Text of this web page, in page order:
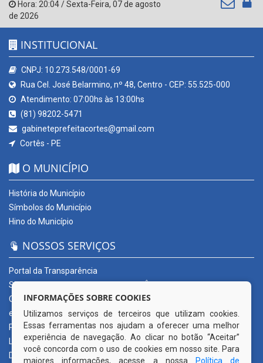
Hora: 20:04/Sexta-Feira, 07 de agosto
de 2026
INSTITUCIONAL
CNPJ: 10.273.548/0001-69
Rua Cel. José Belarmino, nº 48, Centro - CEP: 55.525-000
Atendimento: 07:00hs às 13:00hs
(81) 98202-5471
gabineteprefeitacortes@gmail.com
Cortês - PE
O MUNICÍPIO
História do Município
Símbolos do Município
Hino do Município
NOSSOS SERVIÇOS
Portal da Transparência
SERVIÇOS DIGITAIS: CONECTA CORTÊS
Ouvidoria Municipal
e-SIC
Processos de Licitação
Licitações em andamento
Diário Oficial
INFORMAÇÕES SOBRE COOKIES
Utilizamos serviços de terceiros que utilizam cookies.
Essas ferramentas nos ajudam a oferecer uma melhor
experiência de navegação. Ao clicar no botão “Aceitar”
você concorda com o uso de cookies em nosso site. Para
maiores informações, acesse a nossa
Política de